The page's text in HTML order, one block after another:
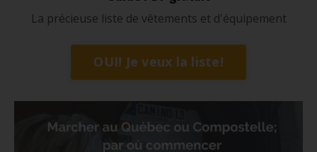
La précieuse liste de vêtements et d'équipement
OUI! Je veux la liste!